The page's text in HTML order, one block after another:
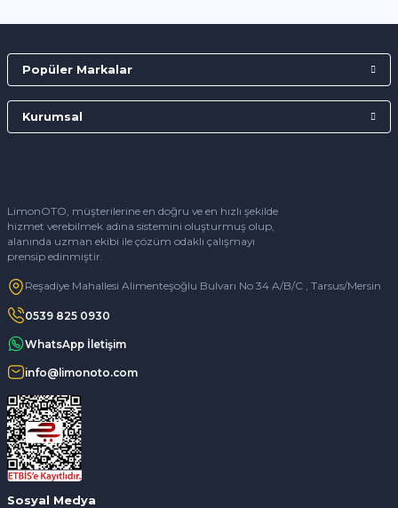
LimonOTO, müşterilerine en doğru ve en hızlı şekilde
hizmet verebilmek adına sistemini oluşturmuş olup,
alanında uzman ekibi ile çözüm odaklı çalışmayı
prensip edinmiştir.
Reşadiye Mahallesi Alimenteşoğlu Bulvarı No 34 A/B/C , Tarsus/Mersin
0539 825 0930
WhatsApp İletişim
info@limonoto.com
Popüler Markalar
Kurumsal
Sosyal Medya